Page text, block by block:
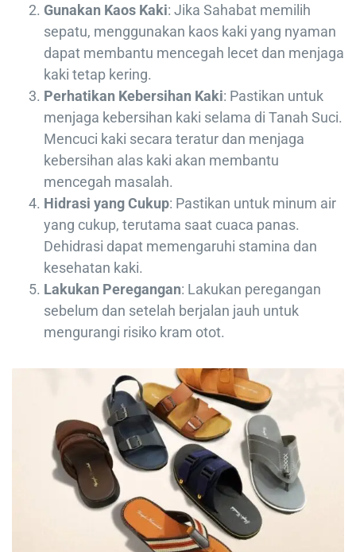
Gunakan Kaos Kaki: Jika Sahabat memilih
sepatu, menggunakan kaos kaki yang nyaman
dapat membantu mencegah lecet dan menjaga
kaki tetap kering.
Perhatikan Kebersihan Kaki: Pastikan untuk
menjaga kebersihan kaki selama di Tanah Suci.
Mencuci kaki secara teratur dan menjaga
kebersihan alas kaki akan membantu
mencegah masalah.
Hidrasi yang Cukup: Pastikan untuk minum air
yang cukup, terutama saat cuaca panas.
Dehidrasi dapat memengaruhi stamina dan
kesehatan kaki.
Lakukan Peregangan: Lakukan peregangan
sebelum dan setelah berjalan jauh untuk
mengurangi risiko kram otot.